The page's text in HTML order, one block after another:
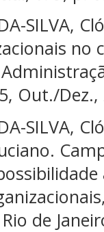
SILVA,
no
Out./Dez.,
SILVA,
de